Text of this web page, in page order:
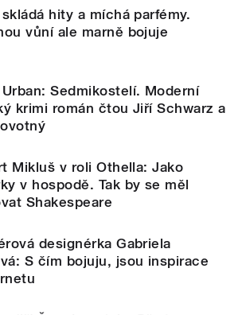
hity a míchá parfémy.
vůní ale marně bojuje
Sedmikostelí. Moderní
krimi román čtou Jiří Schwarz a
Mikluš v roli Othella: Jako
v hospodě. Tak by se měl
Shakespeare
designérka Gabriela
S čím bojuju, jsou inspirace